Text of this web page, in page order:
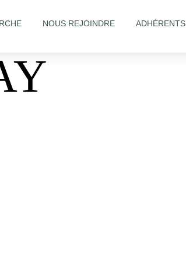
NOUS REJOINDRE ADHÉRENTS